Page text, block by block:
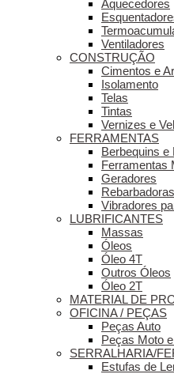
Aquecedores
Ventiladores
CONSTRUÇÃO
Cimentos e
Isolamento
Telas
Tintas
Vernizes e
FERRAMENTAS
Berbequins e
Ferramentas
Geradores
Rebarbadoras
Vibradores
LUBRIFICANTES
Massas
Óleos
Óleo 4T
Outros Óleos
Óleo 2T
MATERIAL DE
OFICINA / PEÇAS
Peças Auto
Peças Moto
SERRALHARIA/
Estufas de